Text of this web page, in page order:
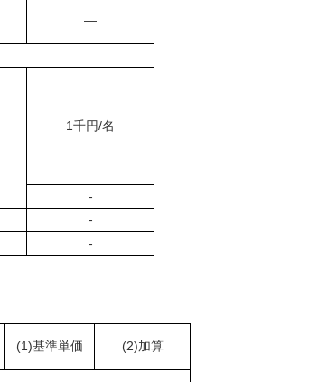
―
1千円/名
-
-
-
(1)基準単価 (2)加算